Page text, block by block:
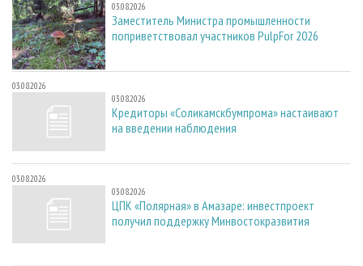
03.08.2026
Заместитель Министра промышленности
поприветствовал участников PulpFor 2026
03.08.2026
03.08.2026
Кредиторы «Соликамскбумпрома» настаивают
на введении наблюдения
03.08.2026
03.08.2026
ЦПК «Полярная» в Амазаре: инвестпроект
получил поддержку Минвостокразвития